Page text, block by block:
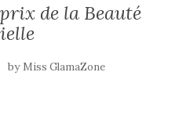
de la Beauté
by Miss GlamaZone